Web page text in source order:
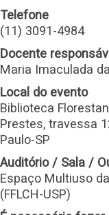
Telefone
(11) 3091-4984
Docente
Maria Imaculada
Local do evento
Biblioteca
Prestes, travessa
Paulo-SP
Auditório / Sala /
Espaço Multiuso
(FFLCH-USP)